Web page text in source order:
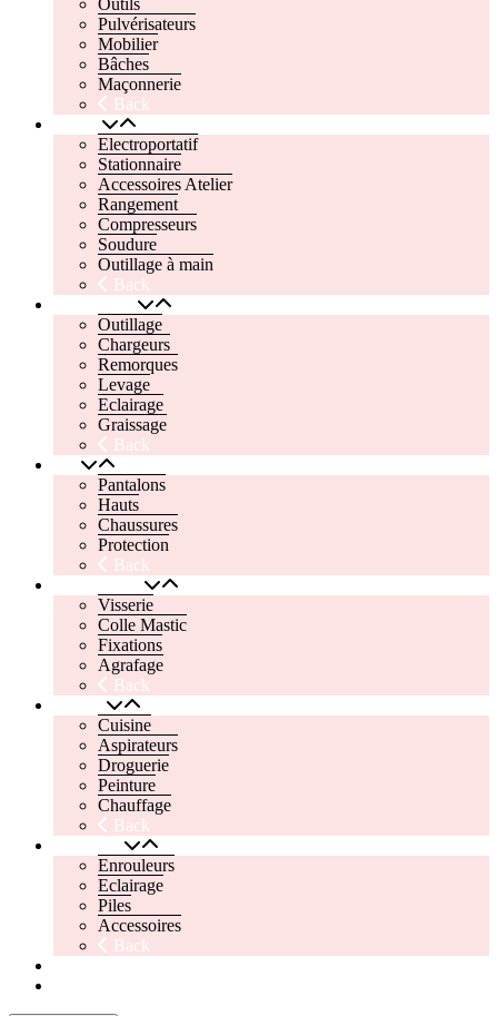
Outils
Pulvérisateurs
Mobilier
Bâches
Maçonnerie
Back
Electroportatif
Stationnaire
Accessoires Atelier
Rangement
Compresseurs
Soudure
Outillage à main
Back
Outillage
Chargeurs
Remorques
Levage
Eclairage
Graissage
Back
Pantalons
Hauts
Chaussures
Protection
Back
Visserie
Colle Mastic
Fixations
Agrafage
Back
Cuisine
Aspirateurs
Droguerie
Peinture
Chauffage
Back
Enrouleurs
Eclairage
Piles
Accessoires
Back